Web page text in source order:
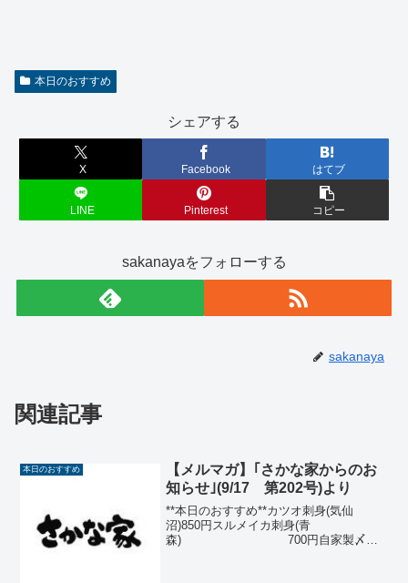
本日のおすすめ
シェアする
X Facebook はてブ
LINE Pinterest コピー
sakanayaをフォローする
sakanaya
関連記事
本日のおすすめ
【メルマガ】｢さかな家からのお
知らせ｣(9/17 第202号)より
**本日のおすすめ**カツオ刺身(気仙
沼)850円スルメイカ刺身(青
森) 700円自家製〆鯖